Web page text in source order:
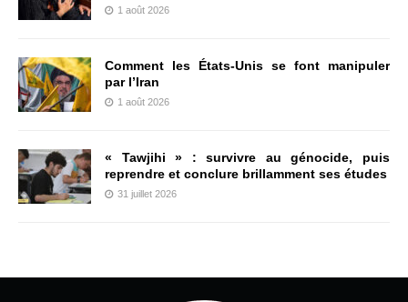
1 août 2026
Comment les États-Unis se font manipuler
par l’Iran
1 août 2026
« Tawjihi » : survivre au génocide, puis
reprendre et conclure brillamment ses études
31 juillet 2026